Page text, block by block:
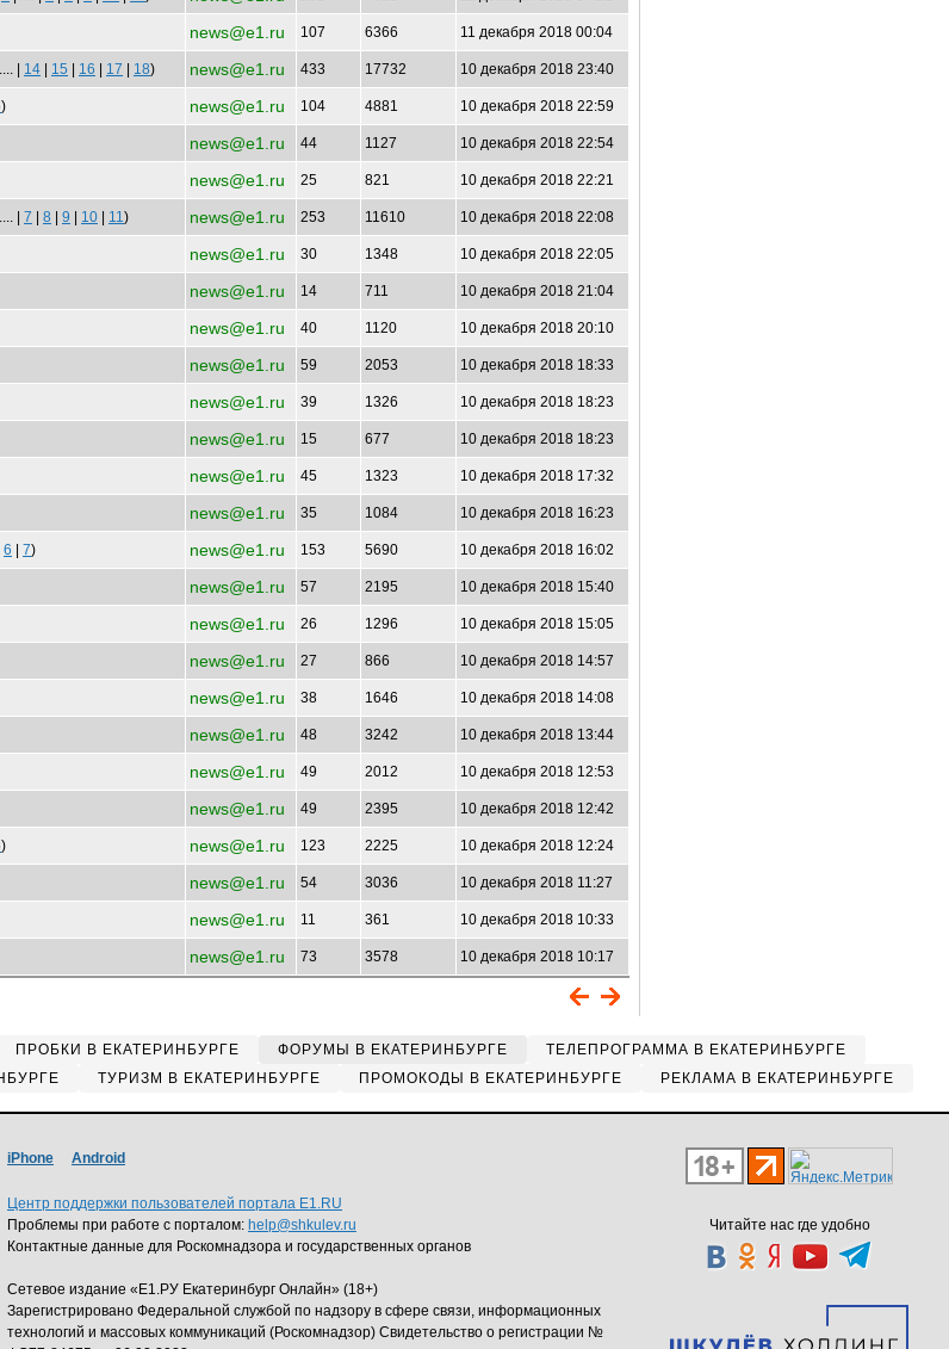
news@e1.ru 107 6366 11 декабря 2018 00:04
| 14 15 16 17 18) news@e1.ru 433 17732 10 декабря 2018 23:40
) news@e1.ru 104 4881 10 декабря 2018 22:59
news@e1.ru 44 1127 10 декабря 2018 22:54
news@e1.ru 25 821 10 декабря 2018 22:21
| 7 8 9 10 11) news@e1.ru 253 11610 10 декабря 2018 22:08
news@e1.ru 30 1348 10 декабря 2018 22:05
news@e1.ru 14 711 10 декабря 2018 21:04
news@e1.ru 40 1120 10 декабря 2018 20:10
news@e1.ru 59 2053 10 декабря 2018 18:33
news@e1.ru 39 1326 10 декабря 2018 18:23
news@e1.ru 15 677 10 декабря 2018 18:23
news@e1.ru 45 1323 10 декабря 2018 17:32
news@e1.ru 35 1084 10 декабря 2018 16:23
6 7) news@e1.ru 153 5690 10 декабря 2018 16:02
news@e1.ru 57 2195 10 декабря 2018 15:40
news@e1.ru 26 1296 10 декабря 2018 15:05
news@e1.ru 27 866 10 декабря 2018 14:57
news@e1.ru 38 1646 10 декабря 2018 14:08
news@e1.ru 48 3242 10 декабря 2018 13:44
news@e1.ru 49 2012 10 декабря 2018 12:53
news@e1.ru 49 2395 10 декабря 2018 12:42
) news@e1.ru 123 2225 10 декабря 2018 12:24
news@e1.ru 54 3036 10 декабря 2018 11:27
news@e1.ru 11 361 10 декабря 2018 10:33
news@e1.ru 73 3578 10 декабря 2018 10:17
ПРОБКИ В ЕКАТЕРИНБУРГЕ ФОРУМЫ В ЕКАТЕРИНБУРГЕ
ТЕЛЕПРОГРАММА В ЕКАТЕРИНБУРГЕ
ТУРИЗМ В ЕКАТЕРИНБУРГЕ ПРОМОКОДЫ В ЕКАТЕРИНБУРГЕ РЕКЛАМА В ЕКАТЕРИНБУРГЕ
Читайте нас где удобно
iPhone Android
Центр поддержки пользователей портала E1.RU
Проблемы при работе с порталом: help@shkulev.ru
Контактные данные для Роскомнадзора и государственных органов
Сетевое издание «Е1.РУ Екатеринбург Онлайн» (18+)
Зарегистрировано Федеральной службой по надзору в сфере связи, информационных
технологий и массовых коммуникаций (Роскомнадзор) Свидетельство о регистрации №